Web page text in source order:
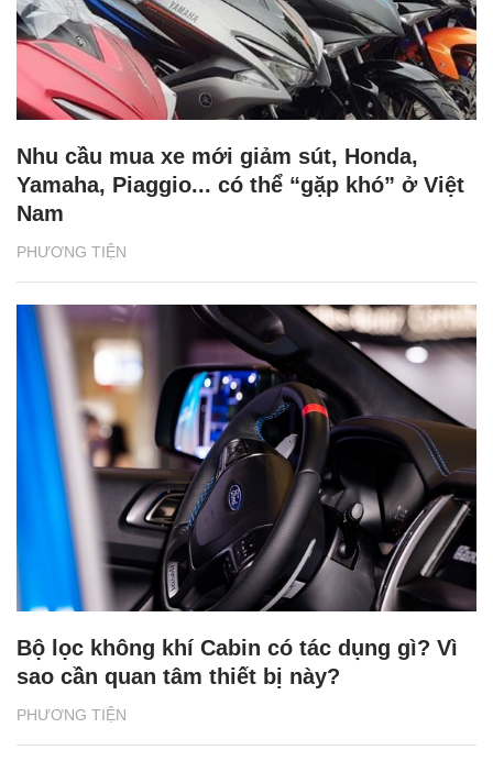
PHƯƠNG TIỆN
Nhu cầu mua xe mới giảm sút, Honda,
Yamaha, Piaggio... có thể “gặp khó” ở Việt
Nam
PHƯƠNG TIỆN
Bộ lọc không khí Cabin có tác dụng gì? Vì
sao cần quan tâm thiết bị này?